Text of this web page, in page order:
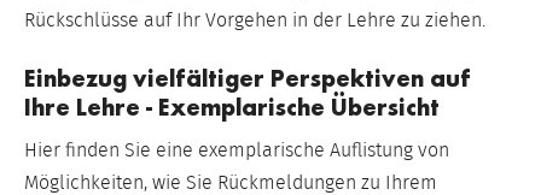
Rückschlüsse auf Ihr Vorgehen in der Lehre zu ziehen.
Einbezug vielfältiger Perspektiven auf
Ihre Lehre - Exemplarische Übersicht
Hier finden Sie eine exemplarische Auflistung von
Möglichkeiten, wie Sie Rückmeldungen zu Ihrem